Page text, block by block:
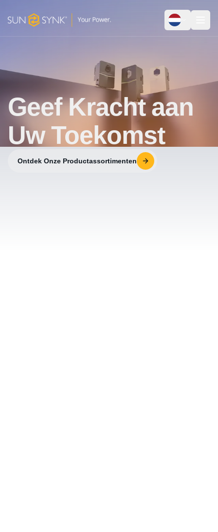
Geef Kracht aan
Uw Toekomst
Ontdek Onze Productassortimenten